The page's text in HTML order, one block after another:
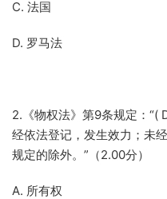
C. 法国
D. 罗马法
2.《物权法》第9条规定：“(
经依法登记，发生效力；未
规定的除外。”（2.00分）
A. 所有权